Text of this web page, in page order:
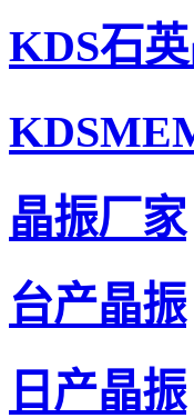
KDS晶振,压控温
KDS石
晶振厂家
台产晶振
日产晶振